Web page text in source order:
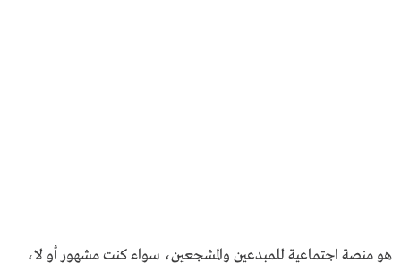
هو منصة اجتماعية للمبدعين والمشجعين، سواء كنت مشهور أو لا،